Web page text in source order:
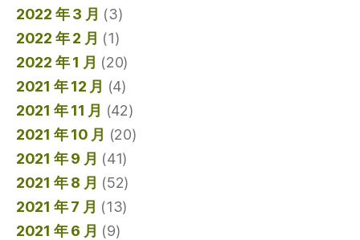
2022 年 3 月 (3)
2022 年 2 月 (1)
2022 年 1 月 (20)
2021 年 12 月 (4)
2021 年 11 月 (42)
2021 年 10 月 (20)
2021 年 9 月 (41)
2021 年 8 月 (52)
2021 年 7 月 (13)
2021 年 6 月 (9)